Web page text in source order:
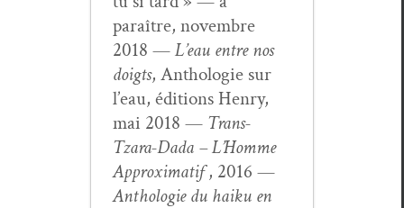
paraître, novem­bre
2018 —L’eau entre nos
doigts, Antholo­gie sur
l’eau, édi­tions Hen­ry,
mai 2018 — Trans-
Tzara-Dada – L’Homme
Approx­i­matif, 2016 —
Antholo­gie du haiku en